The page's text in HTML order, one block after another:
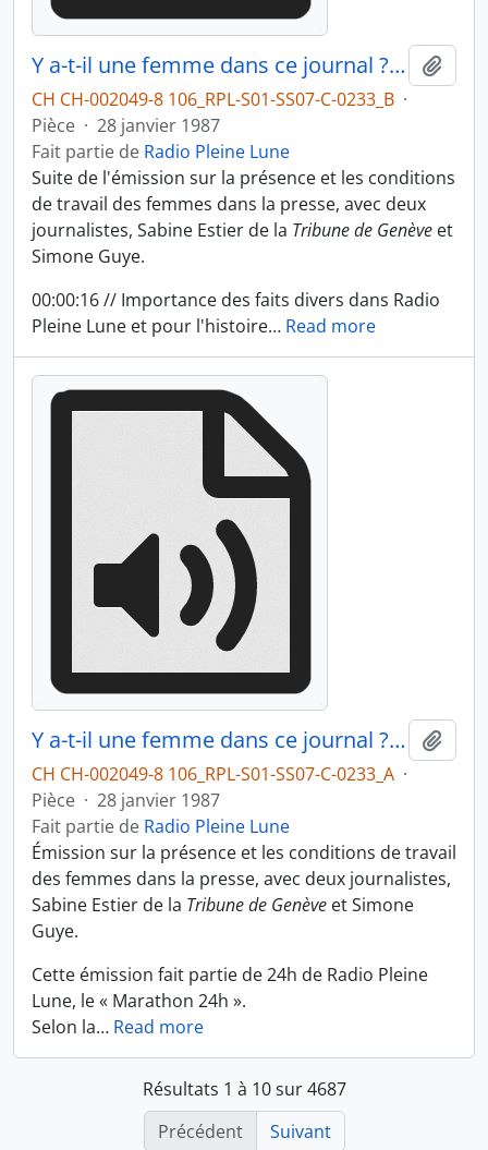
Y a-t-il une femme dans ce journal ? Femmes journalistes, partie 2 (Marathon 24h)
CH CH-002049-8 106_RPL-S01-SS07-C-0233_B ·
Pièce · 28 janvier 1987
Fait partie de Radio Pleine Lune
Suite de l'émission sur la présence et les conditions
de travail des femmes dans la presse, avec deux
journalistes, Sabine Estier de la Tribune de Genève et
Simone Guye.
00:00:16 // Importance des faits divers dans Radio
Pleine Lune et pour l'histoire… Read more
Y a-t-il une femme dans ce journal ? Femmes journalistes, partie 1 (Marathon 24h)
CH CH-002049-8 106_RPL-S01-SS07-C-0233_A ·
Pièce · 28 janvier 1987
Fait partie de Radio Pleine Lune
Émission sur la présence et les conditions de travail
des femmes dans la presse, avec deux journalistes,
Sabine Estier de la Tribune de Genève et Simone
Guye.
Cette émission fait partie de 24h de Radio Pleine
Lune, le « Marathon 24h ».
Selon la… Read more
Résultats 1 à 10 sur 4687
Précédent
Suivant